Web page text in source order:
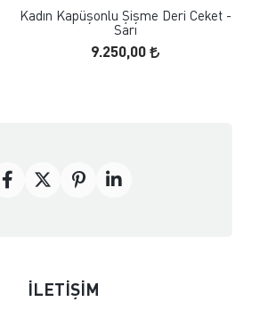
Kadın Kapüşonlu Şişme Deri Ceket -
Sarı
9.250,00
İLETİŞİM